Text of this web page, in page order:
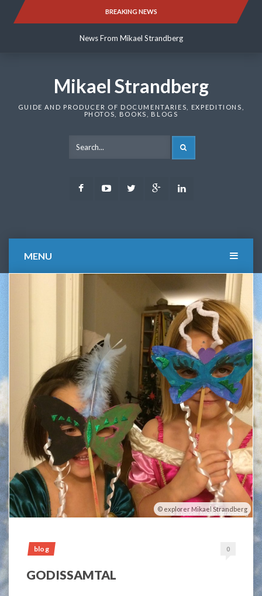
BREAKING NEWS
News From Mikael Strandberg
News From Mikael Strandberg
Mikael Strandberg
GUIDE AND PRODUCER OF DOCUMENTARIES, EXPEDITIONS,
PHOTOS, BOOKS, BLOGS
FacebookYoutubeTwitter Google
MENU
explorer Mikael Strandberg
blog 0
GODISSAMTAL